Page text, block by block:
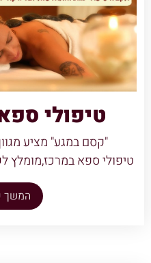
טיפולי
"קסם במגע" מציע
טיפולי ספא במרכז,מומלץ
המשך